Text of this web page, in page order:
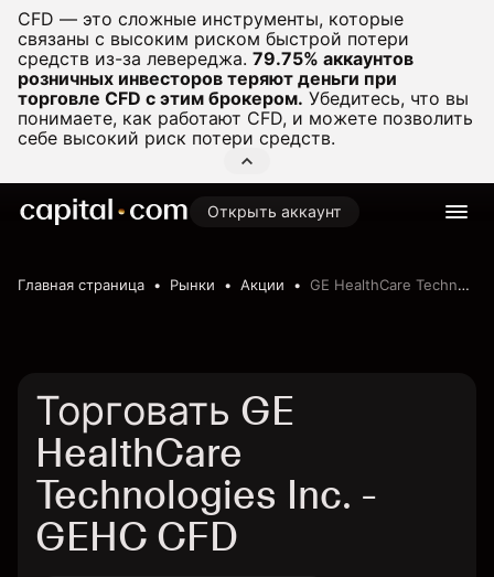
CFD — это сложные инструменты, которые
связаны с высоким риском быстрой потери
средств из-за левереджа. 79.75% аккаунтов
розничных инвесторов теряют деньги при
торговле CFD с этим брокером. Убедитесь, что вы
понимаете, как работают CFD, и можете позволить
себе высокий риск потери средств.
Открыть аккаунт
Главная страница Рынки Акции GE HealthCare Technologies Inc.
Торговать GE
HealthCare
Technologies Inc. -
GEHC CFD